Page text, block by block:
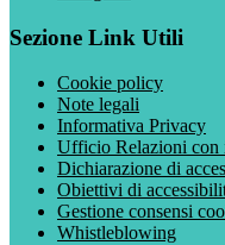
Sezione Link Utili
Cookie policy
Note legali
Informativa Privacy
Ufficio Relazioni con
Dichiarazione di
Obiettivi di
Gestione consensi
Whistleblowing